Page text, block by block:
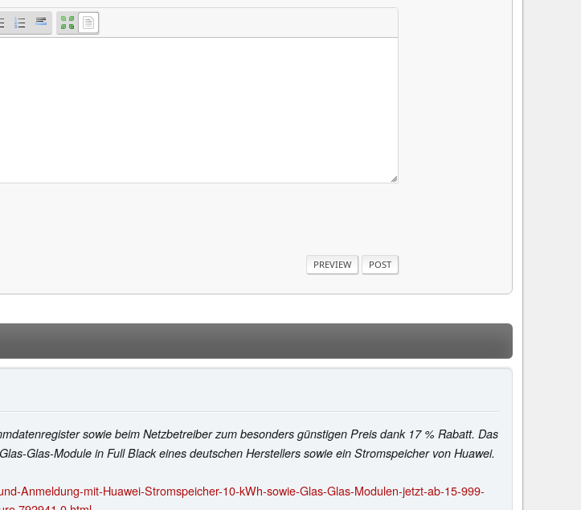
sowie beim Netzbetreiber zum besonders günstigen Preis dank 17 % Rabatt. Das
Glas-Module in Full Black eines deutschen Herstellers sowie ein Stromspeicher von Huawei.
Anmeldung-mit-Huawei-Stromspeicher-10-kWh-sowie-Glas-Glas-Modulen-jetzt-ab-15-999-